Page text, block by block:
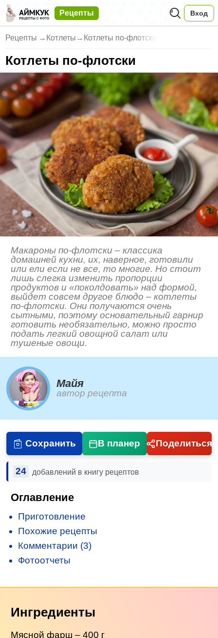
Рецепты Вход
Рецепты → Котлеты → Котлеты по-флотски
Котлеты по-флотски
Макароны по-флотски – классика
домашней кухни, их, наверное, готовили
или ели если не все, то многие. Но стоит
лишь слегка изменить пропорции
продуктов и «поколдовать» над формой,
выйдет совсем другое блюдо – котлеты
по-флотски. Они получаются очень
сытными, поэтому основательный гарнир
готовить необязательно, можно просто
подать легкий овощной салат или
тушеные овощи.
Майя
автор рецепта
Сохранить В планер Поделиться
24 добавлений в книгу рецептов
Оглавление
Приготовление
Похожие рецепты
Комментарии (3)
Фотоотчеты
Ингредиенты
Мясной фарш – 400 г